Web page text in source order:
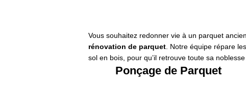
Vous souhaitez redonner vie à un parquet
rénovation de parquet . Notre équipe répare
sol en bois, pour qu’il retrouve toute sa
Ponçage de Parquet